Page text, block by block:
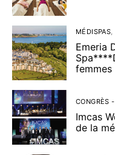
MÉDISPAS
Emeria
femmes
CONGRÈS
Imcas
de la